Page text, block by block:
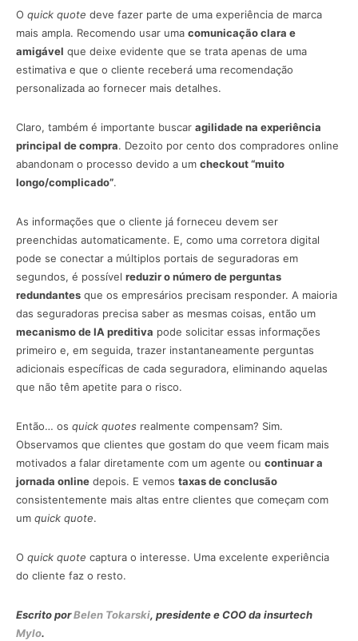
O quick quote deve fazer parte de uma experiência de marca
mais ampla. Recomendo usar uma comunicação clara e
amigável que deixe evidente que se trata apenas de uma
estimativa e que o cliente receberá uma recomendação
personalizada ao fornecer mais detalhes.
Claro, também é importante buscar agilidade na experiência
principal de compra. Dezoito por cento dos compradores online
abandonam o processo devido a um checkout “muito
longo/complicado”.
As informações que o cliente já forneceu devem ser
preenchidas automaticamente. E, como uma corretora digital
pode se conectar a múltiplos portais de seguradoras em
segundos, é possível reduzir o número de perguntas
redundantes que os empresários precisam responder. A maioria
das seguradoras precisa saber as mesmas coisas, então um
mecanismo de IA preditiva pode solicitar essas informações
primeiro e, em seguida, trazer instantaneamente perguntas
adicionais específicas de cada seguradora, eliminando aquelas
que não têm apetite para o risco.
Então… os quick quotes realmente compensam? Sim.
Observamos que clientes que gostam do que veem ficam mais
motivados a falar diretamente com um agente ou continuar a
jornada online depois. E vemos taxas de conclusão
consistentemente mais altas entre clientes que começam com
um quick quote.
O quick quote captura o interesse. Uma excelente experiência
do cliente faz o resto.
Escrito porBelen Tokarski, presidente e COO da insurtech
Mylo.